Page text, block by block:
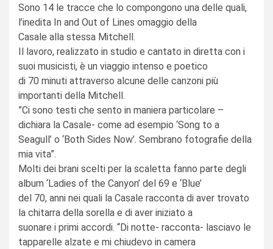
Sono 14 le tracce che lo compongono una delle quali,
l’inedita In and Out of Lines omaggio della
Casale alla stessa Mitchell.
Il lavoro, realizzato in studio e cantato in diretta con i
suoi musicisti, è un viaggio intenso e poetico
di 70 minuti attraverso alcune delle canzoni più
importanti della Mitchell.
”Ci sono testi che sento in maniera particolare –
dichiara la Casale- come ad esempio ‘Song to a
Seagull’ o ‘Both Sides Now’. Sembrano fotografie della
mia vita”.
Molti dei brani scelti per la scaletta fanno parte degli
album ‘Ladies of the Canyon’ del 69 e ‘Blue’
del 70, anni nei quali la Casale racconta di aver trovato
la chitarra della sorella e di aver iniziato a
suonare i primi accordi. “Di notte- racconta- lasciavo le
tapparelle alzate e mi chiudevo in camera